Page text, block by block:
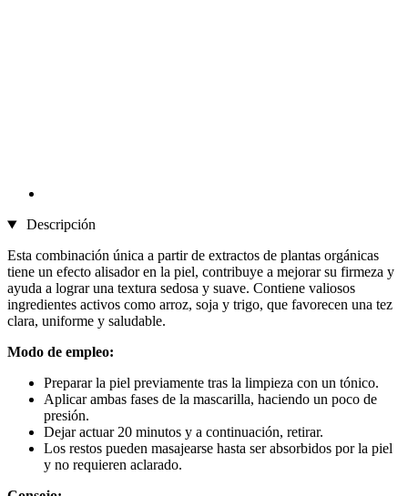
Descripción
Esta combinación única a partir de extractos de plantas orgánicas
tiene un efecto alisador en la piel, contribuye a mejorar su firmeza y
ayuda a lograr una textura sedosa y suave. Contiene valiosos
ingredientes activos como arroz, soja y trigo, que favorecen una tez
clara, uniforme y saludable.
Modo de empleo:
Preparar la piel previamente tras la limpieza con un tónico.
Aplicar ambas fases de la mascarilla, haciendo un poco de
presión.
Dejar actuar 20 minutos y a continuación, retirar.
Los restos pueden masajearse hasta ser absorbidos por la piel
y no requieren aclarado.